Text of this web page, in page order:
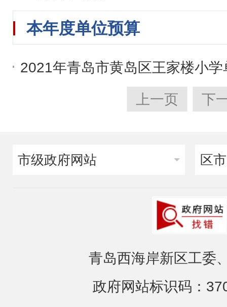
本年度单位预算
2021年青岛市黄岛区王家楼小学
上一页 下
市级政府网站 区
青岛西海岸新区工委
政府网站标识码：